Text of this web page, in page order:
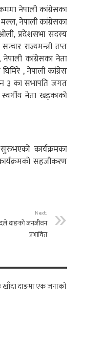
नेपाली कांग्रेसका
नेपाली कांग्रेसका
ओली, प्रदेशसभा सदस्य
राज्यमन्त्री तप्त
कांग्रेसका नेता
, नेपाली कांग्रेस
न ३ का सभापति जगत
नेता खड्काको
कार्यक्रमका
सहजीकरण
Next:
दाङको जनजीवन
प्रभावित
खाँदा दाङमा एक जनाको